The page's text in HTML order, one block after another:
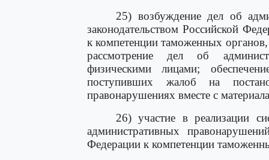
25) возбуждение дел об
законодательством Российской
к компетенции таможенных
рассмотрение дел об
физическими лицами;
поступивших жалоб на
правонарушениях вместе с
26) участие в реализации
административных
Федерации к компетенции